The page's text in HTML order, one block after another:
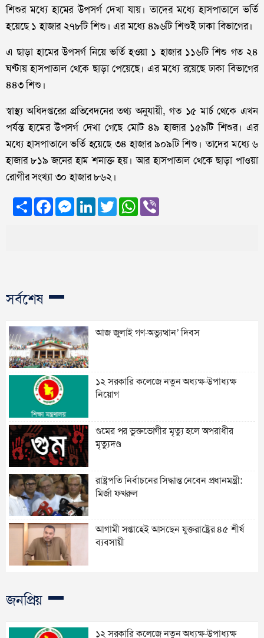
শিশুর মধ্যে হামের উপসর্গ দেখা যায়। তাদের মধ্যে হাসপাতালে ভর্তি
হয়েছে ১ হাজার ২৭৮টি শিশু। এর মধ্যে ৪৯৬টি শিশুই ঢাকা বিভাগের।
এ ছাড়া হামের উপসর্গ নিয়ে ভর্তি হওয়া ১ হাজার ১১৬টি শিশু গত ২৪
ঘণ্টায় হাসপাতাল থেকে ছাড়া পেয়েছে। এর মধ্যে রয়েছে ঢাকা বিভাগের
৪৪৩ শিশু।
স্বাস্থ্য অধিদপ্তরের প্রতিবেদনের তথ্য অনুযায়ী, গত ১৫ মার্চ থেকে এখন
পর্যন্ত হামের উপসর্গ দেখা গেছে মোট ৪৯ হাজার ১৫৯টি শিশুর। এর
মধ্যে হাসপাতালে ভর্তি হয়েছে ৩৪ হাজার ৯০৯টি শিশু। তাদের মধ্যে ৬
হাজার ৮১৯ জনের হাম শনাক্ত হয়। আর হাসপাতাল থেকে ছাড়া পাওয়া
রোগীর সংখ্যা ৩০ হাজার ৮৬২।
ShareFacebookMessenger
LinkedInTwitterWhatsApp
সর্বশেষ
আজ জুলাই গণ-অভ্যুত্থান’ দিবস
১২ সরকারি কলেজে নতুন অধ্যক্ষ-উপাধ্যক্ষ
নিয়োগ
গুমের পর ভুক্তভোগীর মৃত্যু হলে অপরাধীর
মৃত্যুদণ্ড
রাষ্ট্রপতি নির্বাচনের সিদ্ধান্ত নেবেন প্রধানমন্ত্রী:
মির্জা ফখরুল
আগামী সপ্তাহেই আসছেন যুক্তরাষ্ট্রের ৪৫ শীর্ষ
ব্যবসায়ী
জনপ্রিয়
১২ সরকারি কলেজে নতুন অধ্যক্ষ-উপাধ্যক্ষ